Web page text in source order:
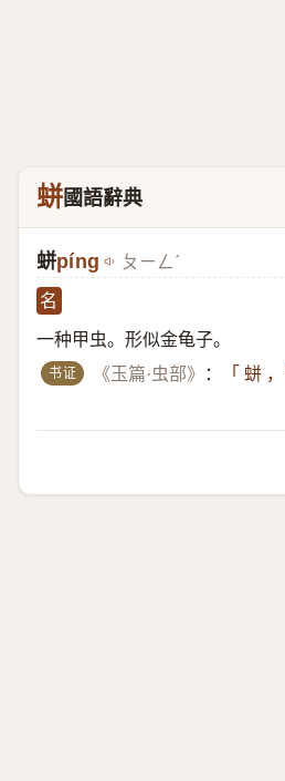
蛢國語辭典
蛢píng ㄆㄧㄥˊ
名
一种甲虫。形似金龟子。
书证 《玉篇·虫部》 ： 「 蛢